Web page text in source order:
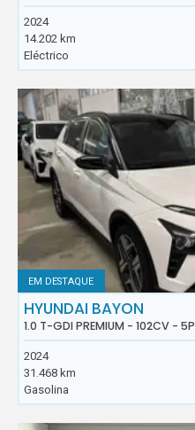
2024
14.202 km
Eléctrico
EM DESTAQUE
HYUNDAI BAYON
1.0 T-GDI PREMIUM - 102CV - 5P
2024
31.468 km
Gasolina